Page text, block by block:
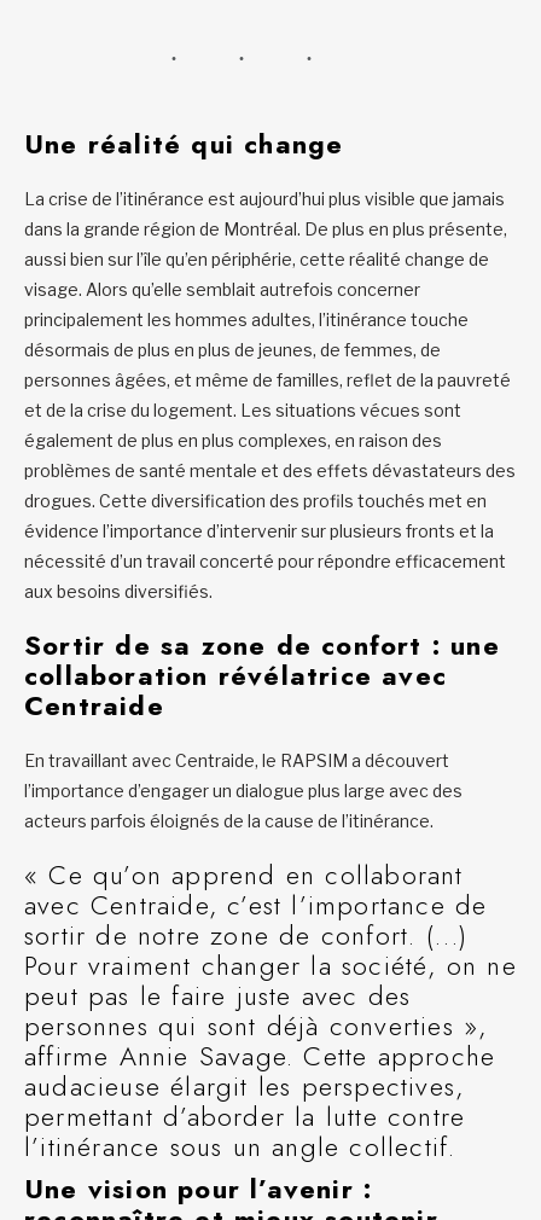
Une réalité qui change
La crise de l’itinérance est aujourd’hui plus visible que jamais
dans la grande région de Montréal. De plus en plus présente,
aussi bien sur l’île qu’en périphérie, cette réalité change de
visage. Alors qu’elle semblait autrefois concerner
principalement les hommes adultes, l’itinérance touche
désormais de plus en plus de jeunes, de femmes, de
personnes âgées, et même de familles, reflet de la pauvreté
et de la crise du logement. Les situations vécues sont
également de plus en plus complexes, en raison des
problèmes de santé mentale et des effets dévastateurs des
drogues. Cette diversification des profils touchés met en
évidence l’importance d’intervenir sur plusieurs fronts et la
nécessité d’un travail concerté pour répondre efficacement
aux besoins diversifiés.
Sortir de sa zone de confort : une
collaboration révélatrice avec
Centraide
En travaillant avec Centraide, le RAPSIM a découvert
l’importance d’engager un dialogue plus large avec des
acteurs parfois éloignés de la cause de l’itinérance.
« Ce qu’on apprend en collaborant
avec Centraide, c’est l’importance de
sortir de notre zone de confort. (…)
Pour vraiment changer la société, on ne
peut pas le faire juste avec des
personnes qui sont déjà converties »,
affirme Annie Savage. Cette approche
audacieuse élargit les perspectives,
permettant d’aborder la lutte contre
l’itinérance sous un angle collectif.
Une vision pour l’avenir :